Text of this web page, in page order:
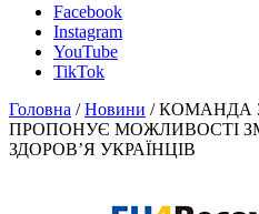
Facebook
Instagram
YouTube
TikTok
Головна /Новини / КОМАНДА
ПРОПОНУЄ МОЖЛИВОСТІ
ЗДОРОВ’Я УКРАЇНЦІВ